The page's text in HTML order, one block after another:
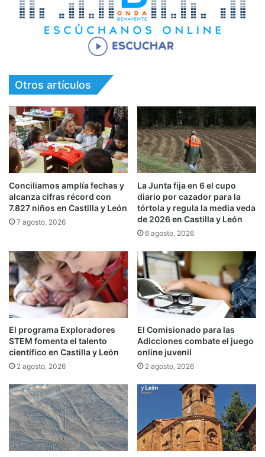
Otros artículos
Conciliamos amplía fechas y
alcanza cifras récord con
7.827 niños en Castilla y León
7 agosto, 2026
La Junta fija en 6 el cupo
diario por cazador para la
tórtola y regula la media veda
de 2026 en Castilla y León
6 agosto, 2026
El programa Exploradores
STEM fomenta el talento
científico en Castilla y León
2 agosto, 2026
El Comisionado para las
Adicciones combate el juego
online juvenil
2 agosto, 2026